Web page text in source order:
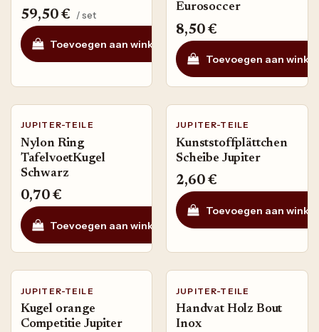
59,50€ / set
Toevoegen aan winkelmandje Auf die
Eurosoccer
8,50 €
Toevoegen aan
JUPITER-TEILE
Nylon Ring
TafelvoetKugel
Schwarz
0,70€
Toevoegen aan winkelmandje Auf die
JUPITER-TEILE
Kunststoffplättchen
Scheibe Jupiter
2,60 €
Toevoegen aan
JUPITER-TEILE
Kugel orange
Competitie Jupiter
JUPITER-TEILE
Handvat Holz Bout
Inox